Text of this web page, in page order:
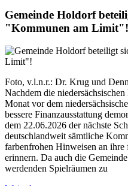
Gemeinde Holdorf
"Kommunen am Limit"!
Foto, v.l.n.r.: Dr. Krug und
Nachdem die
Monat vor dem
bessere Finanzausstattung
dem 22.06.2026 der nächste
deutschlandweit sämtliche
farbenfrohen Hinweisen an
erinnern. Da auch die
werdenden Spielräumen zu